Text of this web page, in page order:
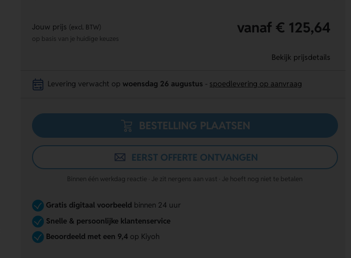
Jouw prijs (excl. BTW) vanaf € 125,64
op basis van je huidige keuzes
Bekijk prijsdetails
Levering verwacht op woensdag 26 augustus spoedlevering op aanvraag
BESTELLING PLAATSEN
EERST OFFERTE ONTVANGEN
Binnen één werkdag reactie · Je zit nergens aan vast · Je hoeft nog niet te betalen
Gratis digitaal voorbeeldbinnen 24 uur
Snelle & persoonlijke klantenservice
Beoordeeld met een 9,4op Kiyoh